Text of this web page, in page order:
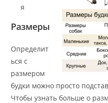
я
Размеры
Определит
ься с
размером
будки можно просто
Чтобы узнать больше о